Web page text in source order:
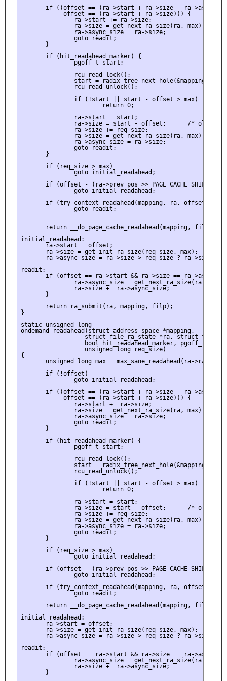
if ((offset == (ra->start + ra->size - ra-
            offset == (ra->start + ra->size))) {
               ra->start += ra->size;
               ra->size = get_next_ra_size(ra, max);
               ra->async_size = ra->size;
               goto readit;
       }
       if (hit_readahead_marker) {
               pgoff_t start;
               rcu_read_lock();
start = radix_tree_next_hole(&mapping-
               rcu_read_unlock();
               if (!start || start - offset > max)
                       return 0;
               ra->start = start;
ra->size = start - offset;      /* old
               ra->size += req_size;
               ra->size = get_next_ra_size(ra, max);
               ra->async_size = ra->size;
               goto readit;
       }
       if (req_size > max)
               goto initial_readahead;
if (offset - (ra->prev_pos >> PAGE_CACHE_SHIFT) <=
               goto initial_readahead;
if (try_context_readahead(mapping, ra, offset,
               goto readit;
return __do_page_cache_readahead(mapping, filp,
initial_readahead:
       ra->start = offset;
       ra->size = get_init_ra_size(req_size, max);
ra->async_size = ra->size > req_size ? ra->size -
readit:
if (offset == ra->start && ra->size == ra-
               ra->async_size = get_next_ra_size(ra, max);
               ra->size += ra->async_size;
       }
       return ra_submit(ra, mapping, filp);
}
static unsigned long
ondemand_readahead(struct address_space *mapping,
struct file_ra_state *ra, struct file
bool hit_readahead_marker, pgoff_t
                  unsigned long req_size)
{
unsigned long max = max_sane_readahead(ra-
       if (!offset)
               goto initial_readahead;
if ((offset == (ra->start + ra->size - ra-
            offset == (ra->start + ra->size))) {
               ra->start += ra->size;
               ra->size = get_next_ra_size(ra, max);
               ra->async_size = ra->size;
               goto readit;
       }
       if (hit_readahead_marker) {
               pgoff_t start;
               rcu_read_lock();
start = radix_tree_next_hole(&mapping-
               rcu_read_unlock();
               if (!start || start - offset > max)
                       return 0;
               ra->start = start;
ra->size = start - offset;      /* old
               ra->size += req_size;
               ra->size = get_next_ra_size(ra, max);
               ra->async_size = ra->size;
               goto readit;
       }
       if (req_size > max)
               goto initial_readahead;
if (offset - (ra->prev_pos >> PAGE_CACHE_SHIFT) <=
               goto initial_readahead;
if (try_context_readahead(mapping, ra, offset,
               goto readit;
return __do_page_cache_readahead(mapping, filp,
initial_readahead:
       ra->start = offset;
       ra->size = get_init_ra_size(req_size, max);
ra->async_size = ra->size > req_size ? ra->size -
readit:
if (offset == ra->start && ra->size == ra-
               ra->async_size = get_next_ra_size(ra, max);
               ra->size += ra->async_size;
       }